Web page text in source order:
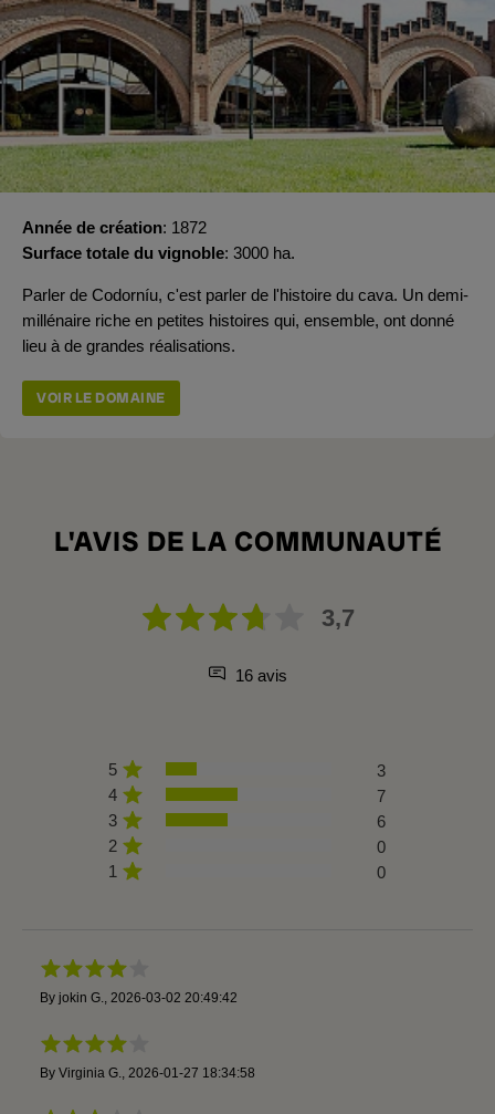
Année de création 1872
Surface totale du vignoble 3000 ha.
Parler de Codorníu, c'est parler de l'histoire du cava. Un demi-
millénaire riche en petites histoires qui, ensemble, ont donné
lieu à de grandes réalisations.
VOIR LE DOMAINE
L'AVIS DE LA COMMUNAUTÉ
3,7
16 avis
5
3
4
7
3
6
2
0
1
0
By jokin G. 2026-03-02 20:49:42
By Virginia G. 2026-01-27 18:34:58